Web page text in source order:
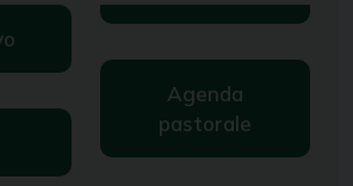
Agenda
pastorale